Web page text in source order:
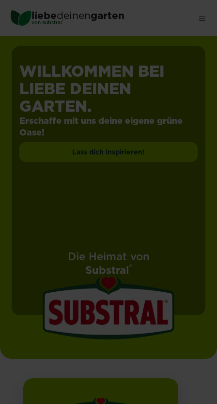
main
content
liebedeinengarten
von Substral ®
WILLKOMMEN BEI
LIEBE DEINEN
GARTEN.
Erschaffe mit uns deine eigene grüne
Oase!
Lass dich inspirieren!
Die Heimat von
Substral®